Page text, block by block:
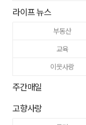
라이프 뉴스
부동산
교육
이웃사랑
주간매일
고향사랑